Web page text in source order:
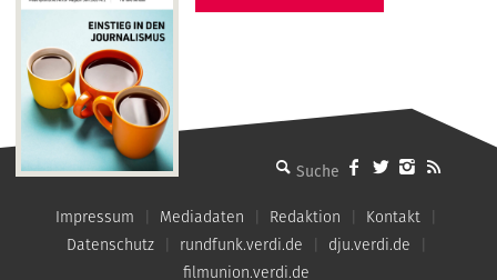
MMM - Menschen machen Medien
Impressum Mediadaten Redaktion
Kontakt
Datenschutz
rundfunk.verdi.de
dju.verdi.de
filmunion.verdi.de